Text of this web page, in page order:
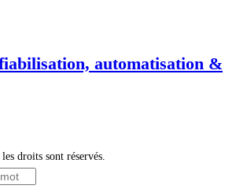
automatisation &
droits sont réservés.